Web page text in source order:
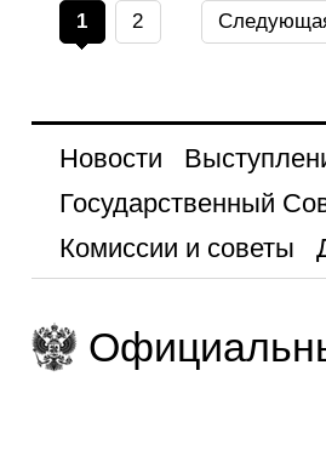
1 2
Новости
Государственный
Комиссии и советы